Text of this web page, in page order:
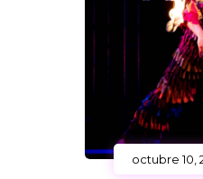
octubre 10,